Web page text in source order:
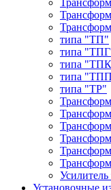
типа "ТП"
типа
типа
типа
типа "ТР"
Установочные